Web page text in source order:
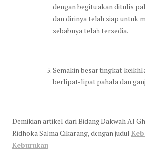
dengan begitu akan ditulis
dan dirinya telah siap untuk
sebabnya telah tersedia.
Semakin besar tingkat
berlipat-lipat pahala dan
Demikian artikel dari Bidang Dakwah Al
Ridhoka Salma Cikarang, dengan judul
Keburukan